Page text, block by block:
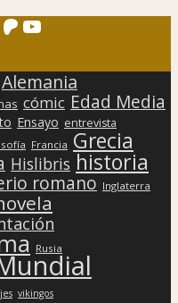
Patreon
YouTube
Alemania
cómic Edad Media
Ensayo entrevista
Francia Grecia
Hislibris historia
romano Inglaterra
Rusia
vikingos